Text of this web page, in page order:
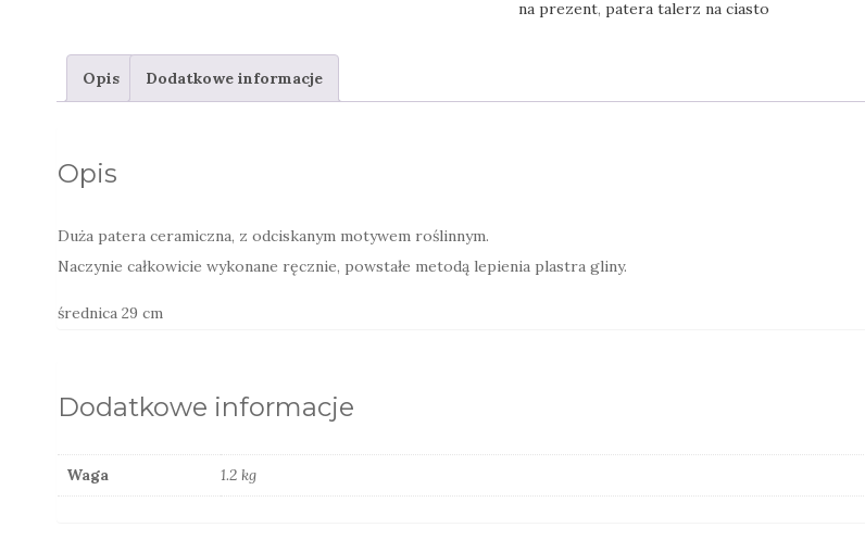
na prezent, patera talerz na ciasto
Opis Dodatkowe informacje
Opis
Duża patera ceramiczna, z odciskanym motywem roślinnym.
Naczynie całkowicie wykonane ręcznie, powstałe metodą lepienia plastra gliny.
średnica 29 cm
Dodatkowe informacje
Waga 1.2 kg